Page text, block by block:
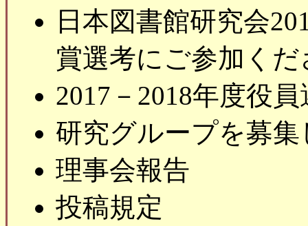
日本図書館研究会
賞選考にご参加くだ
2017－2018年度役
研究グループを募集
理事会報告
投稿規定